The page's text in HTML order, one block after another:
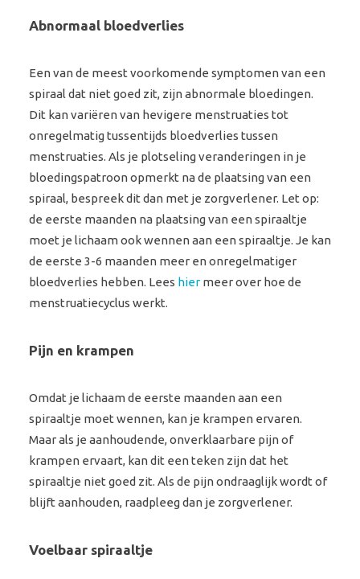
Abnormaal bloedverlies
Een van de meest voorkomende symptomen van een
spiraal dat niet goed zit, zijn abnormale bloedingen.
Dit kan variëren van hevigere menstruaties tot
onregelmatig tussentijds bloedverlies tussen
menstruaties. Als je plotseling veranderingen in je
bloedingspatroon opmerkt na de plaatsing van een
spiraal, bespreek dit dan met je zorgverlener. Let op:
de eerste maanden na plaatsing van een spiraaltje
moet je lichaam ook wennen aan een spiraaltje. Je kan
de eerste 3-6 maanden meer en onregelmatiger
bloedverlies hebben. Lees hier meer over hoe de
menstruatiecyclus werkt.
Pijn en krampen
Omdat je lichaam de eerste maanden aan een
spiraaltje moet wennen, kan je krampen ervaren.
Maar als je aanhoudende, onverklaarbare pijn of
krampen ervaart, kan dit een teken zijn dat het
spiraaltje niet goed zit. Als de pijn ondraaglijk wordt of
blijft aanhouden, raadpleeg dan je zorgverlener.
Voelbaar spiraaltje